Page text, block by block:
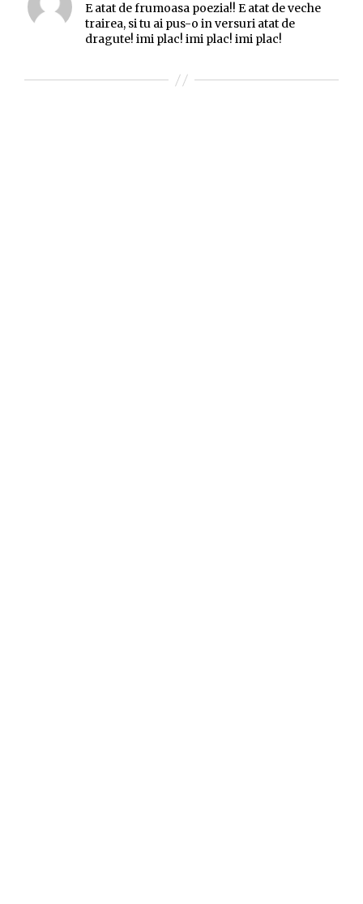
E atat de frumoasa poezia!! E atat de veche
trairea, si tu ai pus-o in versuri atat de
dragute! imi plac! imi plac! imi plac!